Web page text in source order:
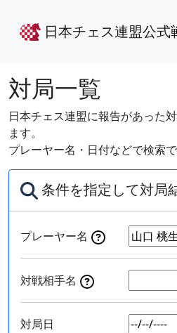
日本チェス連盟公式
対局一覧
日本チェス連盟に報告があった
ます。
プレーヤー名・日付などで検索で
条件を指定して対局
プレーヤー名
対戦相手名
対局日